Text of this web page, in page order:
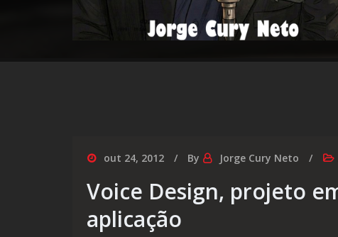
out 24, 2012 By Jorge Cury Neto
Voice Design, projeto
aplicação